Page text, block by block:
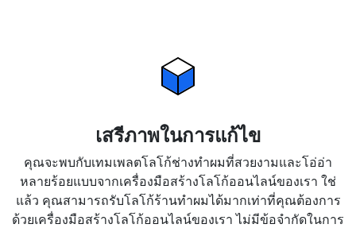
เสรีภาพในการแก้ไข
คุณจะพบกับเทมเพลตโลโก้ช่างทำผมที่สวยงามและโอ่อ่า
หลายร้อยแบบจากเครื่องมือสร้างโลโก้ออนไลน์ของเรา ใช่
แล้ว คุณสามารถรับโลโก้ร้านทำผมได้มากเท่าที่คุณต้องการ
ด้วยเครื่องมือสร้างโลโก้ออนไลน์ของเรา ไม่มีข้อจำกัดในการ